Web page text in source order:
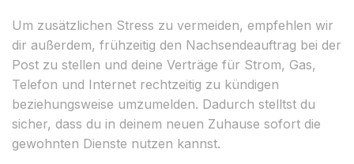
Um zusätzlichen Stress zu vermeiden, empfehlen wir
dir außerdem, frühzeitig den Nachsendeauftrag bei der
Post zu stellen und deine Verträge für Strom, Gas,
Telefon und Internet rechtzeitig zu kündigen
beziehungsweise umzumelden. Dadurch stelltst du
sicher, dass du in deinem neuen Zuhause sofort die
gewohnten Dienste nutzen kannst.